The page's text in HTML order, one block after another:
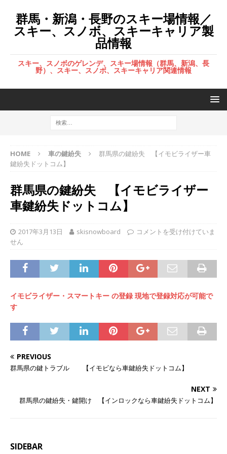
群馬・新潟・長野のスキー場情報／
スキー、スノボ、スキーキャリア製
品情報
スキー、スノボのゲレンデ、スキー場情報（群馬、新潟、長
野）、スキー、スノボ、スキーキャリア関連情報
HOME 車の鍵紛失
群馬県の鍵紛失 【イモビライザー車
鍵紛失ドットコム】
群馬県の鍵紛失 【イモビライザー
車鍵紛失ドットコム】
2017年3月13日 skisnowboard
コメントを受け付けていま
せん
イモビライザー・スマートキー の登録 現地で登録対応が可能で
す
PREVIOUS
群馬県の鍵トラブル 【イモビなら車鍵紛失ドットコム】
NEXT
群馬県の鍵紛失・鍵開け 【インロックなら車鍵紛失ドットコム】
SIDEBAR